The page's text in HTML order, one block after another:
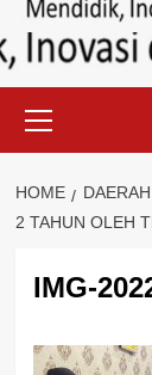
Menu
HOME DAERAH
2 TAHUN OLEH
IMG-